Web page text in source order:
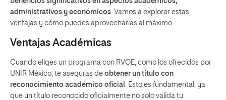
administrativos y económicos. Vamos a explorar estas
ventajas y cómo puedes aprovecharlas al máximo.
Ventajas Académicas
Cuando eliges un programa con RVOE, como los ofrecidos por
UNIR México, te aseguras de obtener un título con
reconocimiento académico oficial . Esto es fundamental, ya
que un título reconocido oficialmente no solo valida tu